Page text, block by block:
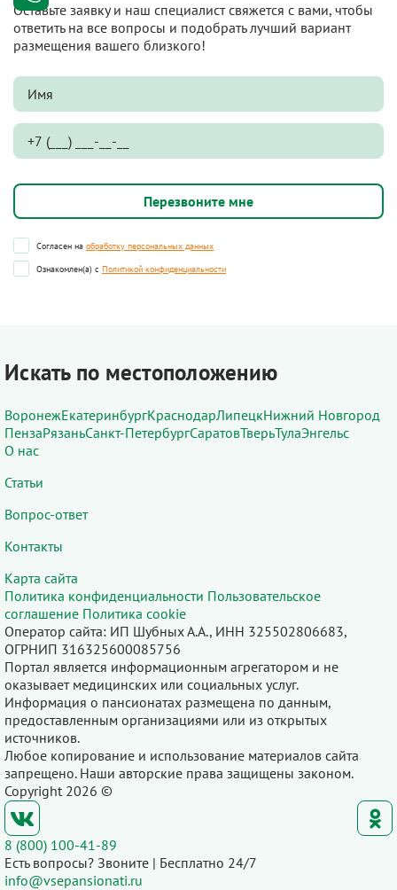
Оставьте заявку и наш специалист свяжется с вами, чтобы
ответить на все вопросы и подобрать лучший вариант
размещения вашего близкого!
Согласен на обработку персональных данных
Ознакомлен(а) с Политикой конфиденциальности
Искать по местоположению
ВоронежЕкатеринбургКраснодарЛипецкНижний Новгород
ПензаРязаньСанкт-ПетербургСаратовТверьТулаЭнгельс
О нас
Статьи
Вопрос-ответ
Контакты
Карта сайта
Политика конфиденциальности Пользовательское
соглашение Политика cookie
Оператор сайта: ИП Шубных А.А., ИНН 325502806683,
ОГРНИП 316325600085756
Портал является информационным агрегатором и не
оказывает медицинских или социальных услуг.
Информация о пансионатах размещена по данным,
предоставленным организациями или из открытых
источников.
Любое копирование и использование материалов сайта
запрещено. Наши авторские права защищены законом.
Copyright 2026 ©
8 (800) 100-41-89
Есть вопросы? Звоните | Бесплатно 24/7
info@vsepansionati.ru